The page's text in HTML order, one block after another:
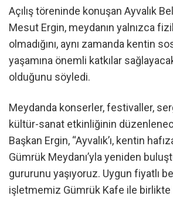
Açılış töreninde konuşan Ayvalık
Mesut Ergin, meydanın yalnızca
olmadığını, aynı zamanda kentin
yaşamına önemli katkılar
olduğunu söyledi.
Meydanda konserler, festivaller,
kültür-sanat etkinliğinin
Başkan Ergin, “Ayvalık’ı, kentin
Gümrük Meydanı’yla yeniden
gururunu yaşıyoruz. Uygun fiyatlı
işletmemiz Gümrük Kafe ile birlikte